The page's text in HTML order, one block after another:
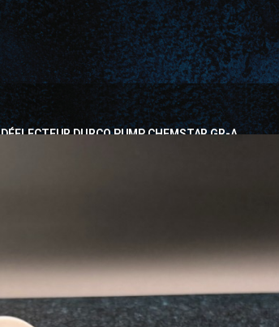
DÉFLECTEUR DURCO PUMP CHEMSTAR GR-A